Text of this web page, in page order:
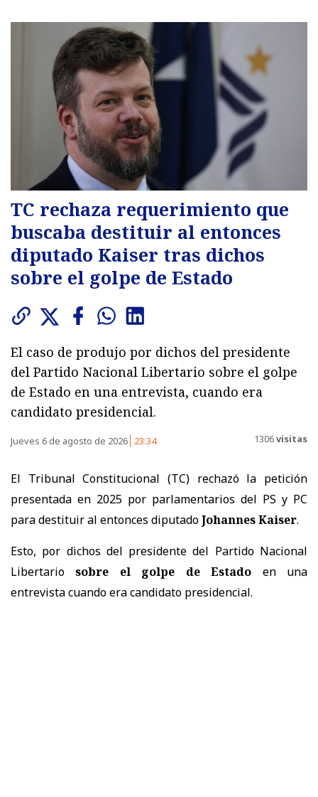
TC rechaza requerimiento que
buscaba destituir al entonces
diputado Kaiser tras dichos
sobre el golpe de Estado
El caso de produjo por dichos del presidente
del Partido Nacional Libertario sobre el golpe
de Estado en una entrevista, cuando era
candidato presidencial.
Jueves 6 de agosto de 2026 23:34 1306visitas
El Tribunal Constitucional (TC) rechazó la petición
presentada en 2025 por parlamentarios del PS y PC
para destituir al entonces diputadoJohannes Kaiser.
Esto, por dichos del presidente del Partido Nacional
Libertario sobre el golpe de Estado en una
entrevista cuando era candidato presidencial.